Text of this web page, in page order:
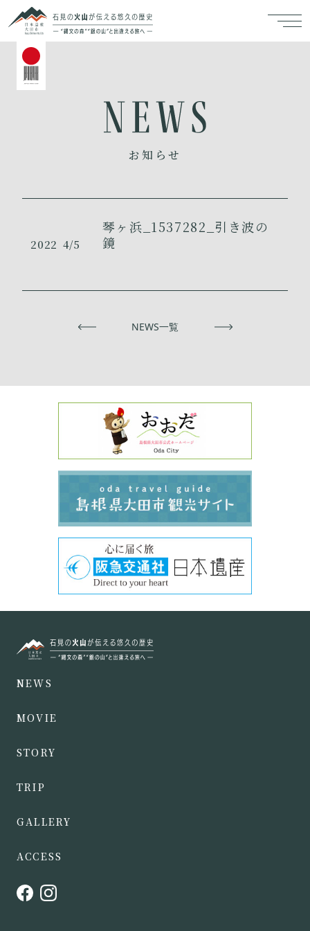
お知らせ
2022 4/5
琴ヶ浜_1537282_引き波の
鏡
NEWS一覧
NEWS
MOVIE
STORY
TRIP
GALLERY
ACCESS